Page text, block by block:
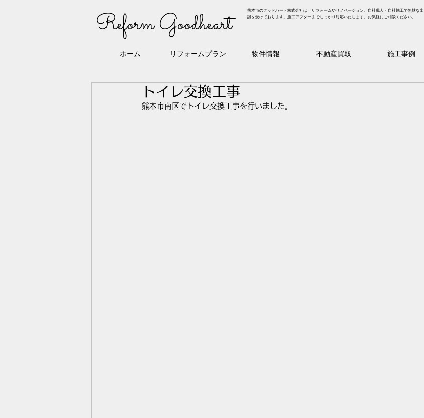
Reform Goodheart
熊本市のグッドハート株式会社は、リフォームやリノベーション、自社職人・自社施工で無駄
談を受けております。施工アフターまでしっかり対応いたします。お気軽にご相談ください。
ホーム リフォームプラン 物件情報 不動産買取 施工事例
トイレ交換工事
熊本市南区でトイレ交換工事を行いました。